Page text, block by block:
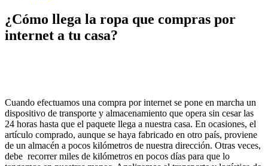
¿Cómo llega la ropa que compras por
internet a tu casa?
Cuando efectuamos una compra por internet se pone en marcha un
dispositivo de transporte y almacenamiento que opera sin cesar las
24 horas hasta que el paquete llega a nuestra casa. En ocasiones, el
artículo comprado, aunque se haya fabricado en otro país, proviene
de un almacén a pocos kilómetros de nuestra dirección. Otras veces,
debe recorrer miles de kilómetros en pocos días para que lo